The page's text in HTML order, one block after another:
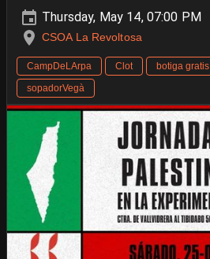
Thursday, May 14, 07:00 PM
CSOA La Revoltosa
CampDeLArpa Clot botiga gratis
sopadorVegà